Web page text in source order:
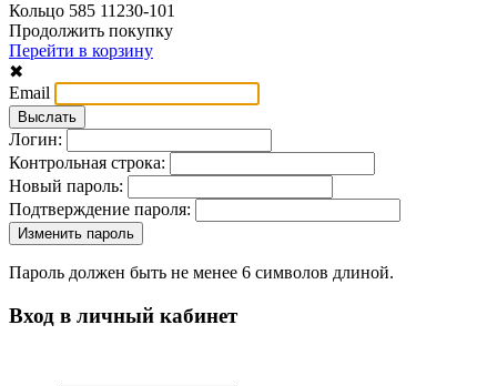
Кольцо 585 11230-101
Продолжить покупку
Перейти в корзину
✖
Email
Логин:
Контрольная строка:
Новый пароль:
Подтверждение пароля:
Пароль должен быть не менее 6 символов длиной.
Вход в личный кабинет